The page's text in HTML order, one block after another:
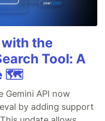
the
Tool: A
🗺️
Gemini API now
by adding support